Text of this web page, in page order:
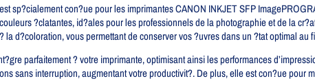
sp?cialement con?ue pour les imprimantes CANON INKJET SFP
?clatantes, id?ales pour les professionnels de la photographie et de la
d?coloration, vous permettant de conserver vos ?uvres dans un ?tat optimal au
parfaitement ? votre imprimante, optimisant ainsi les performances
sans interruption, augmentant votre productivit?. De plus, elle est con?ue pour